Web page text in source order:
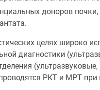
доноров
целях широко
диагностики
РКТ и МРТ